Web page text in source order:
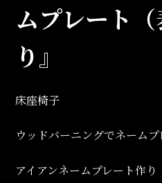
ムプレート
り』
床座椅子
ウッドバーニングでネームプ
アイアンネームプレート作り